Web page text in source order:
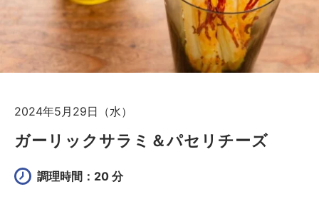
2024年5月29日（水）
ガーリックサラミ＆パセリチーズ
調理時間：20 分